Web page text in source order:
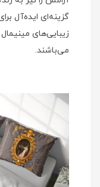
گزینه‌ای ایده‌آل
زیبایی‌های
می‌باشند.